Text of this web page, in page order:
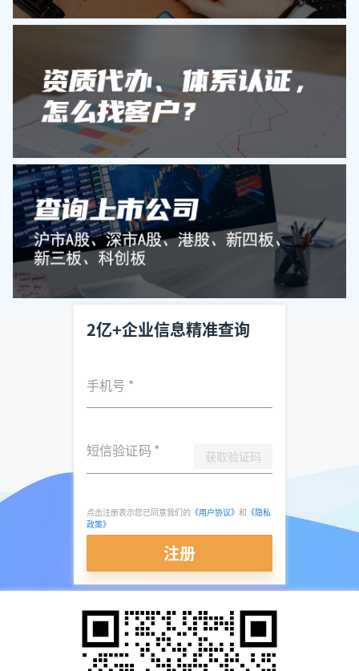
2亿+企业信息精准查询
手机号 *
短信验证码 * 获取验证码
点击注册表示您已同意我们的 《用户协议》 和 《隐私
政策》
注册